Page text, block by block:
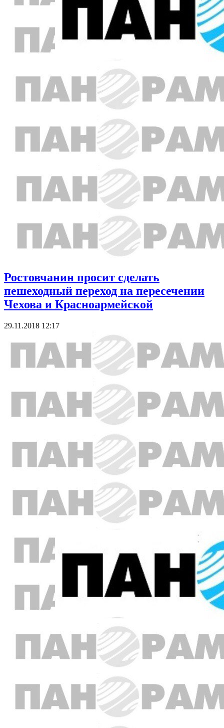
Ростовчанин просит сделать
пешеходный переход на пересечении
Чехова и Красноармейской
29.11.2018 12:17